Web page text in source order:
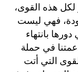
هذه القوى،
فهي ليست
بانتهاء
في حملة
التي أتت